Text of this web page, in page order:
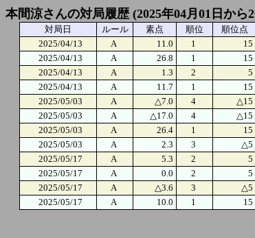
本間涼さんの対局履歴 (2025年04月01日から
対局日 ルール 素点 順位 順位点
2025/04/13
A 11.0 1 15
2025/04/13
A 26.8 1 15
2025/04/13
A 1.3 2 5
2025/04/13
A 11.7 1 15
2025/05/03
A △7.0 4 △15
2025/05/03
A △17.0 4 △15
2025/05/03
A 26.4 1 15
2025/05/03
A 2.3 3 △5
2025/05/17
A 5.3 2 5
2025/05/17
A 0.0 2 5
2025/05/17
A △3.6 3 △5
2025/05/17
A 10.0 1 15